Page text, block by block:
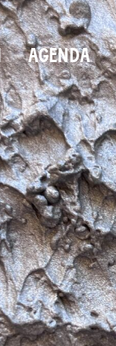
AGENDA